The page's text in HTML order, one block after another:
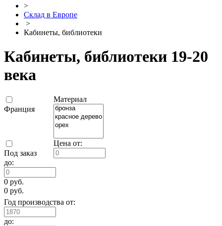
>
Склад в Европе
>
Кабинеты, библиотеки
Кабинеты, библиотеки 19-20
века
Франция
Материал
Под заказ
Цена от:
до:
0 руб.
0 руб.
Год производства от:
до: